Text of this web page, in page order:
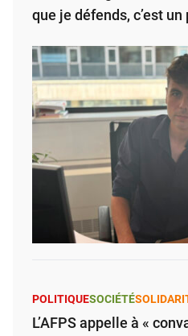
que je défends, c’est un
POLITIQUESOCIÉTÉ
L’AFPS appelle à «